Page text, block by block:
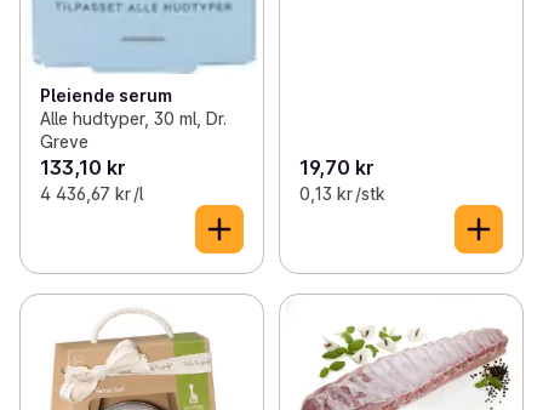
Pleiende serum
Alle hudtyper, 30 ml, Dr.
Greve
133,10 kr
4 436,67 kr /l
19,70 kr
0,13 kr /stk